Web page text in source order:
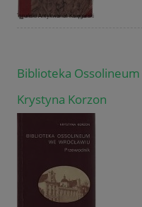
Biblioteka
Krystyna Korzon